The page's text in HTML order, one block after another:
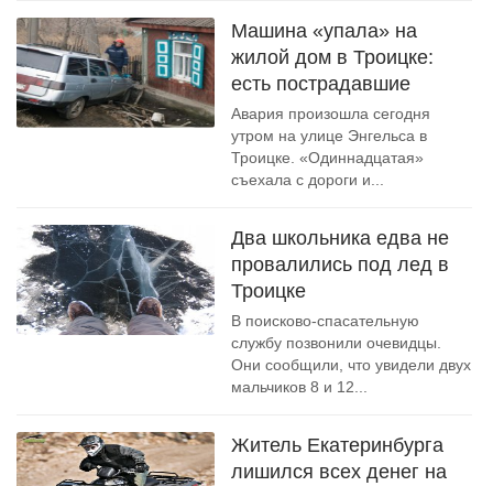
Машина «упала» на
жилой дом в Троицке:
есть пострадавшие
Авария произошла сегодня
утром на улице Энгельса в
Троицке. «Одиннадцатая»
съехала с дороги и...
Два школьника едва не
провалились под лед в
Троицке
В поисково-спасательную
службу позвонили очевидцы.
Они сообщили, что увидели двух
мальчиков 8 и 12...
Житель Екатеринбурга
лишился всех денег на